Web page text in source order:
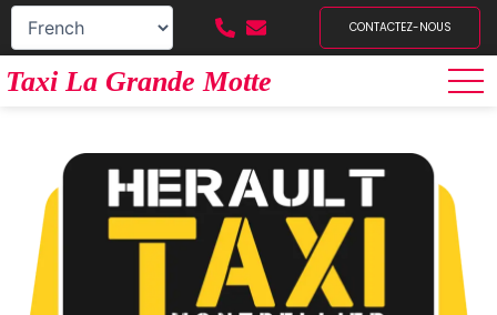
CONTACTEZ-NOUS
Taxi La Grande Motte